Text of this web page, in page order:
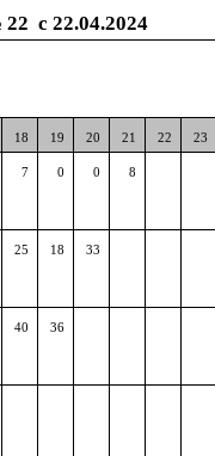
с 22.04.2024
18 19 20 21 22 23
7 0 0 8
25 18 33
40 36